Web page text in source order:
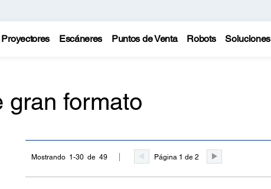
Proyectores Escáneres Puntos de Venta Robots Soluciones
gran formato
Mostrando 1-30 de 49 Página 1 de 2